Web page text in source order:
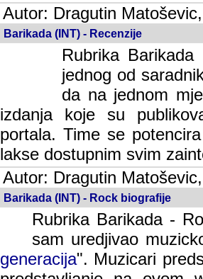
Autor: Dragutin
Barikada (INT) - Recenzije
Rubrika
jednog od
da na jednom
izdanja koje su
portala. Time se
lakse dostupnim svim
Autor: Dragutin
Barikada (INT) - Rock biografije
Rubrika Barikada -
sam uredjivao
generacija". Muzicari